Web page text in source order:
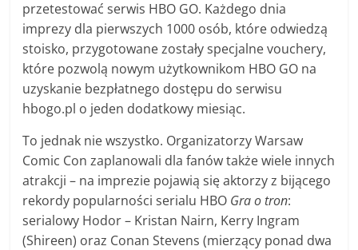
przetestować serwis HBO GO. Każdego dnia
imprezy dla pierwszych 1000 osób, które odwiedzą
stoisko, przygotowane zostały specjalne vouchery,
które pozwolą nowym użytkownikom HBO GO na
uzyskanie bezpłatnego dostępu do serwisu
hbogo.pl o jeden dodatkowy miesiąc.
To jednak nie wszystko. Organizatorzy Warsaw
Comic Con zaplanowali dla fanów także wiele innych
atrakcji – na imprezie pojawią się aktorzy z bijącego
rekordy popularności serialu HBO Gra o tron:
serialowy Hodor – Kristan Nairn, Kerry Ingram
(Shireen) oraz Conan Stevens (mierzący ponad dwa